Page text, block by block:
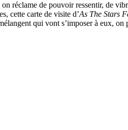
réclame de pouvoir ressentir, de
cette carte de visite d’As The Stars
qui vont s’imposer à eux, on